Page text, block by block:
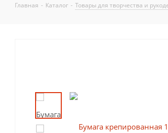
Главная - Каталог - Товары для творчества и